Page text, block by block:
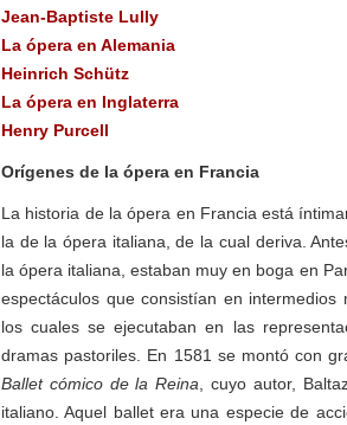
Jean-Baptiste Lully
La ópera en Alemania
Heinrich Schütz
La ópera en Inglaterra
Henry Purcell
Orígenes de la ópera en Francia
La historia de la ópera en Francia está
la de la ópera italiana, de la cual deriva.
la ópera italiana, estaban muy en boga en
espectáculos que consistían en intermedios
los cuales se ejecutaban en las
dramas pastoriles. En 1581 se montó con
Ballet cómico de la Reina , cuyo autor,
italiano. Aquel ballet era una especie de